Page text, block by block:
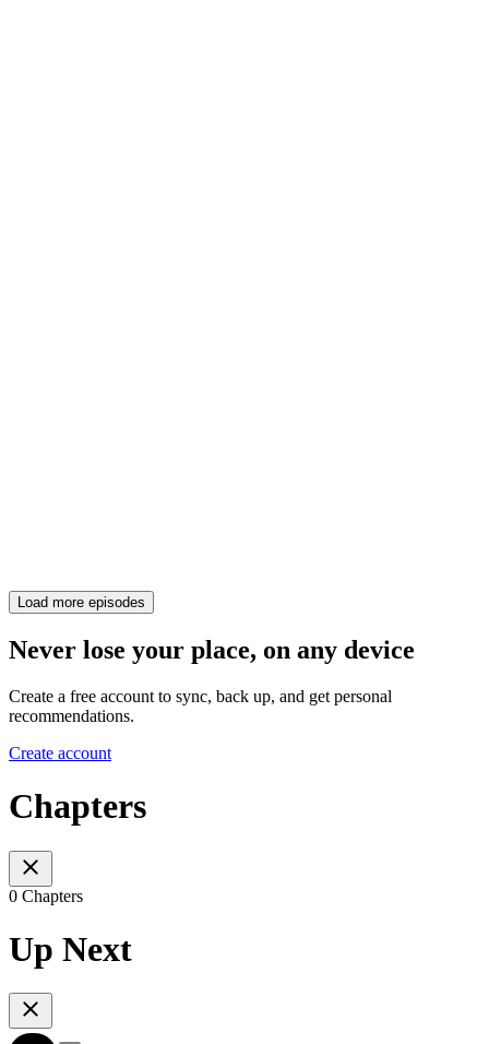
Load more episodes
Never lose your place, on any device
Create a free account to sync, back up, and get personal
recommendations.
Create account
Chapters
0 Chapters
Up Next